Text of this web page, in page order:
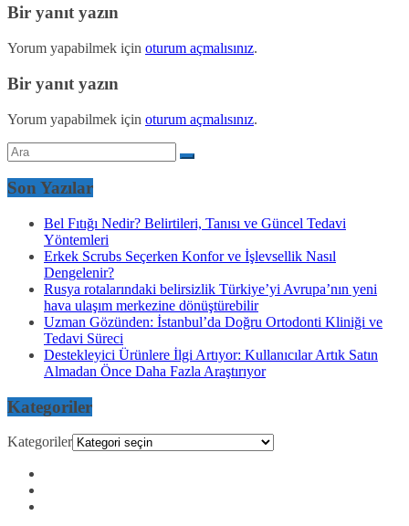
Bir yanıt yazın
Yorum yapabilmek için oturum açmalısınız.
Bir yanıt yazın
Yorum yapabilmek için oturum açmalısınız.
Son Yazılar
Bel Fıtığı Nedir? Belirtileri, Tanısı ve Güncel Tedavi
Yöntemleri
Erkek Scrubs Seçerken Konfor ve İşlevsellik Nasıl
Dengelenir?
Rusya rotalarındaki belirsizlik Türkiye’yi Avrupa’nın yeni
hava ulaşım merkezine dönüştürebilir
Uzman Gözünden: İstanbul’da Doğru Ortodonti Kliniği ve
Tedavi Süreci
Destekleyici Ürünlere İlgi Artıyor: Kullanıcılar Artık Satın
Almadan Önce Daha Fazla Araştırıyor
Kategoriler
Kategoriler